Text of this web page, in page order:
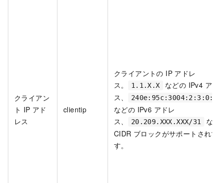
クライアン
ト IP アド
レス
clientip
クライアントの IP アドレ
ス。
1.1.X.X
などの IPv4 ア
ス、
などの IPv6 アドレ
ス、
20.209.XXX.XXX/31
な
CIDR ブロックがサポートされ
す。